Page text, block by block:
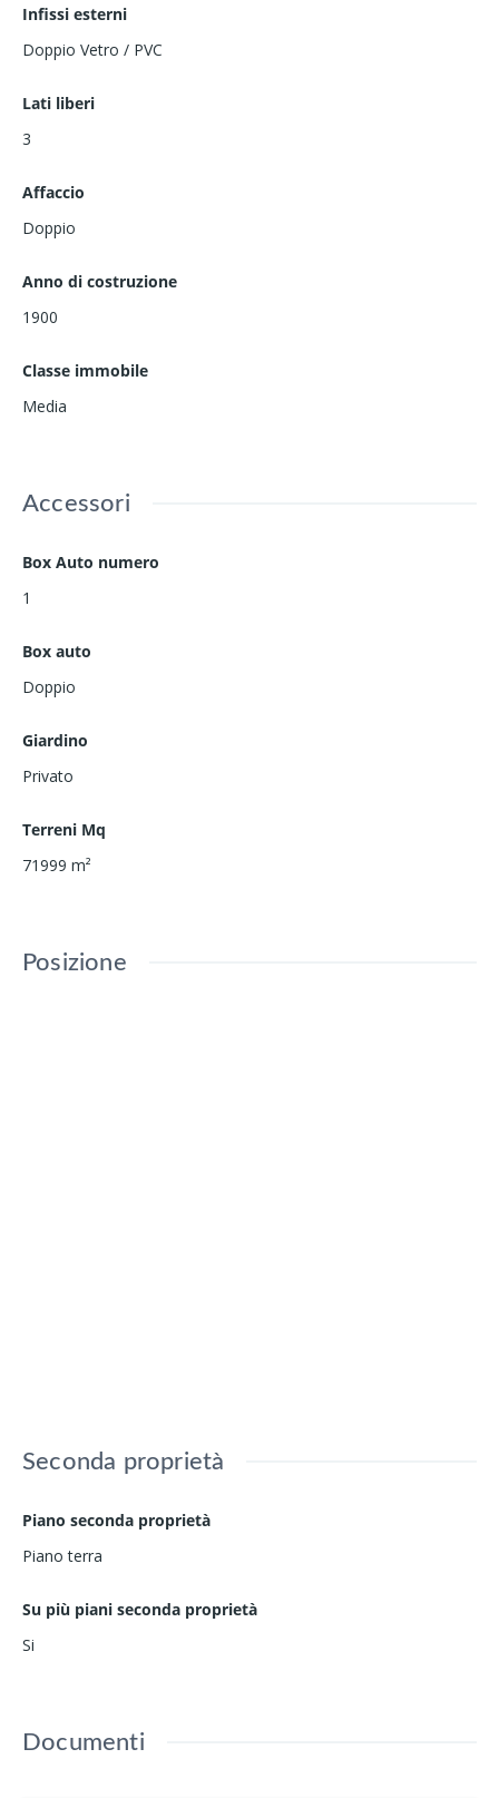
Infissi esterni
Doppio Vetro / PVC
Lati liberi
3
Affaccio
Doppio
Anno di costruzione
1900
Classe immobile
Media
Accessori
Box Auto numero
1
Box auto
Doppio
Giardino
Privato
Terreni Mq
71999 m²
Posizione
Seconda proprietà
Piano seconda proprietà
Piano terra
Su più piani seconda proprietà
Si
Documenti